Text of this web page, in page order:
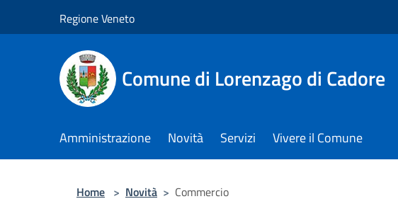
Regione Veneto
Comune di Lorenzago di Cadore
Amministrazione Novità Servizi Vivere il Comune
Home > Novità > Commercio